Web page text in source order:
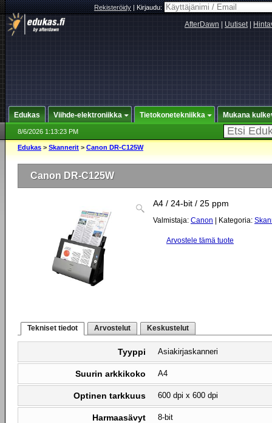
Rekisteröidy|Kirjaudu:
AfterDawn Uutiset|
Edukas Viihde-elektroniikka Tietokonetekniikka Mukana
8/6/2026 1:13:23 PM
Edukas > Skannerit > Canon DR-C125W
Canon DR-C125W
A4 / 24-bit / 25 ppm
Valmistaja: Canon | Kategoria:
Arvostele tämä tuote
Tekniset tiedot Arvostelut Keskustelut
Tyyppi Asiakirjaskanneri
Suurin arkkikoko A4
Optinen tarkkuus 600 dpi x 600 dpi
Harmaasävyt 8-bit